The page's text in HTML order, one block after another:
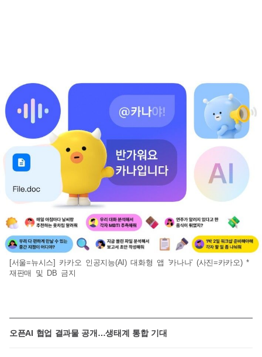
[서울=뉴시스] 카카오 인공지능(AI) 대화형 앱 '카나나' (사진=카카오) *
재판매 및 DB 금지
오픈AI 협업 결과물 공개…생태계 통합 기대